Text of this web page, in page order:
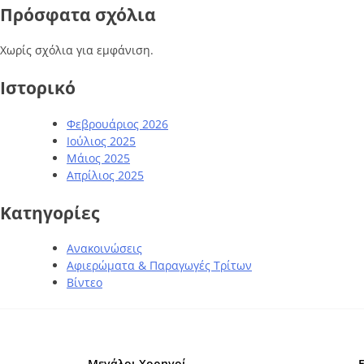
Πρόσφατα σχόλια
Χωρίς σχόλια για εμφάνιση.
Ιστορικό
Φεβρουάριος 2026
Ιούλιος 2025
Μάιος 2025
Απρίλιος 2025
Kατηγορίες
Ανακοινώσεις
Αφιερώματα & Παραγωγές Τρίτων
Βίντεο